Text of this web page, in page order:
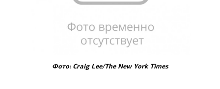
Фото: Craig Lee/The New York Times